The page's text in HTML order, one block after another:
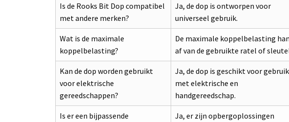
Is de Rooks Bit Dop compatibel
met andere merken?
Ja, de dop is ontworpen voor
universeel gebruik.
Wat is de maximale
koppelbelasting?
De maximale koppelbelasting
af van de gebruikte ratel of
Kan de dop worden gebruikt
voor elektrische
gereedschappen?
Ja, de dop is geschikt voor gebruik
met elektrische en
handgereedschap.
Is er een bijpassende
Ja, er zijn opbergoplossingen